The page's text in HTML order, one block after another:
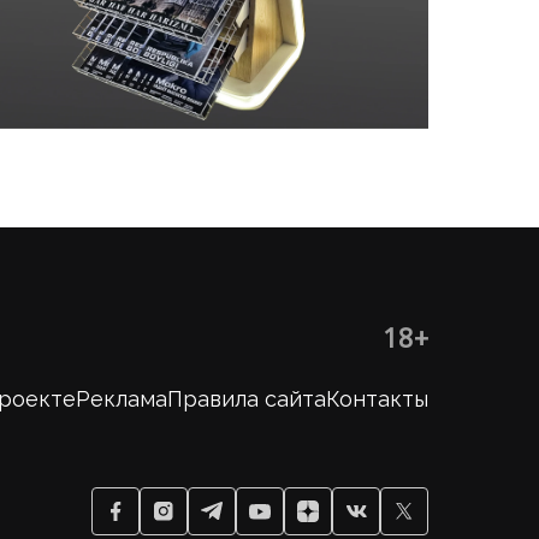
18+
РекламаПравила сайтаКонтакты